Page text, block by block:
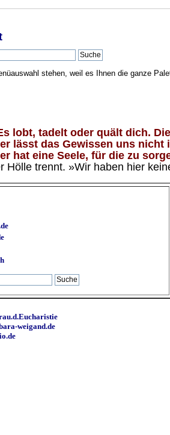
stehen, weil es Ihnen die ganze
lobt, tadelt oder quält dich.
lässt das Gewissen uns
hat eine Seele, für die zu
trennt. »Wir haben hier
weigand.de